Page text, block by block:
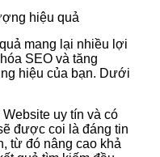
hiệu quả
mang lại nhiều lợi
SEO và tăng
hiệu của bạn. Dưới
uy tín và có
được coi là đáng tin
từ đó nâng cao khả